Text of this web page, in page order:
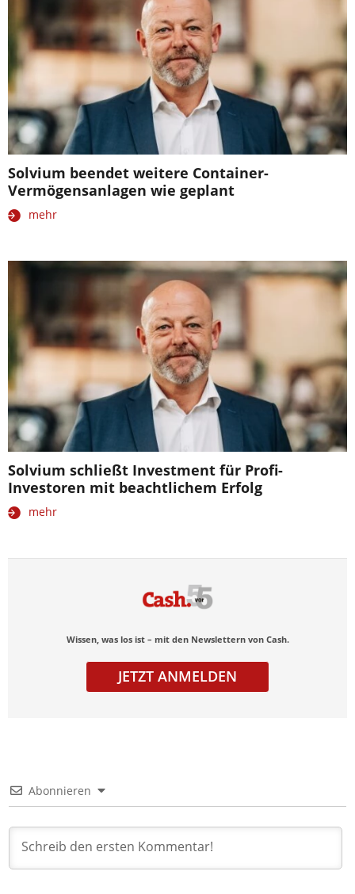
Solvium beendet weitere Container-
Vermögensanlagen wie geplant
mehr
Solvium schließt Investment für Profi-
Investoren mit beachtlichem Erfolg
mehr
Wissen, was los ist – mit den Newslettern von Cash.
JETZT ANMELDEN
Abonnieren